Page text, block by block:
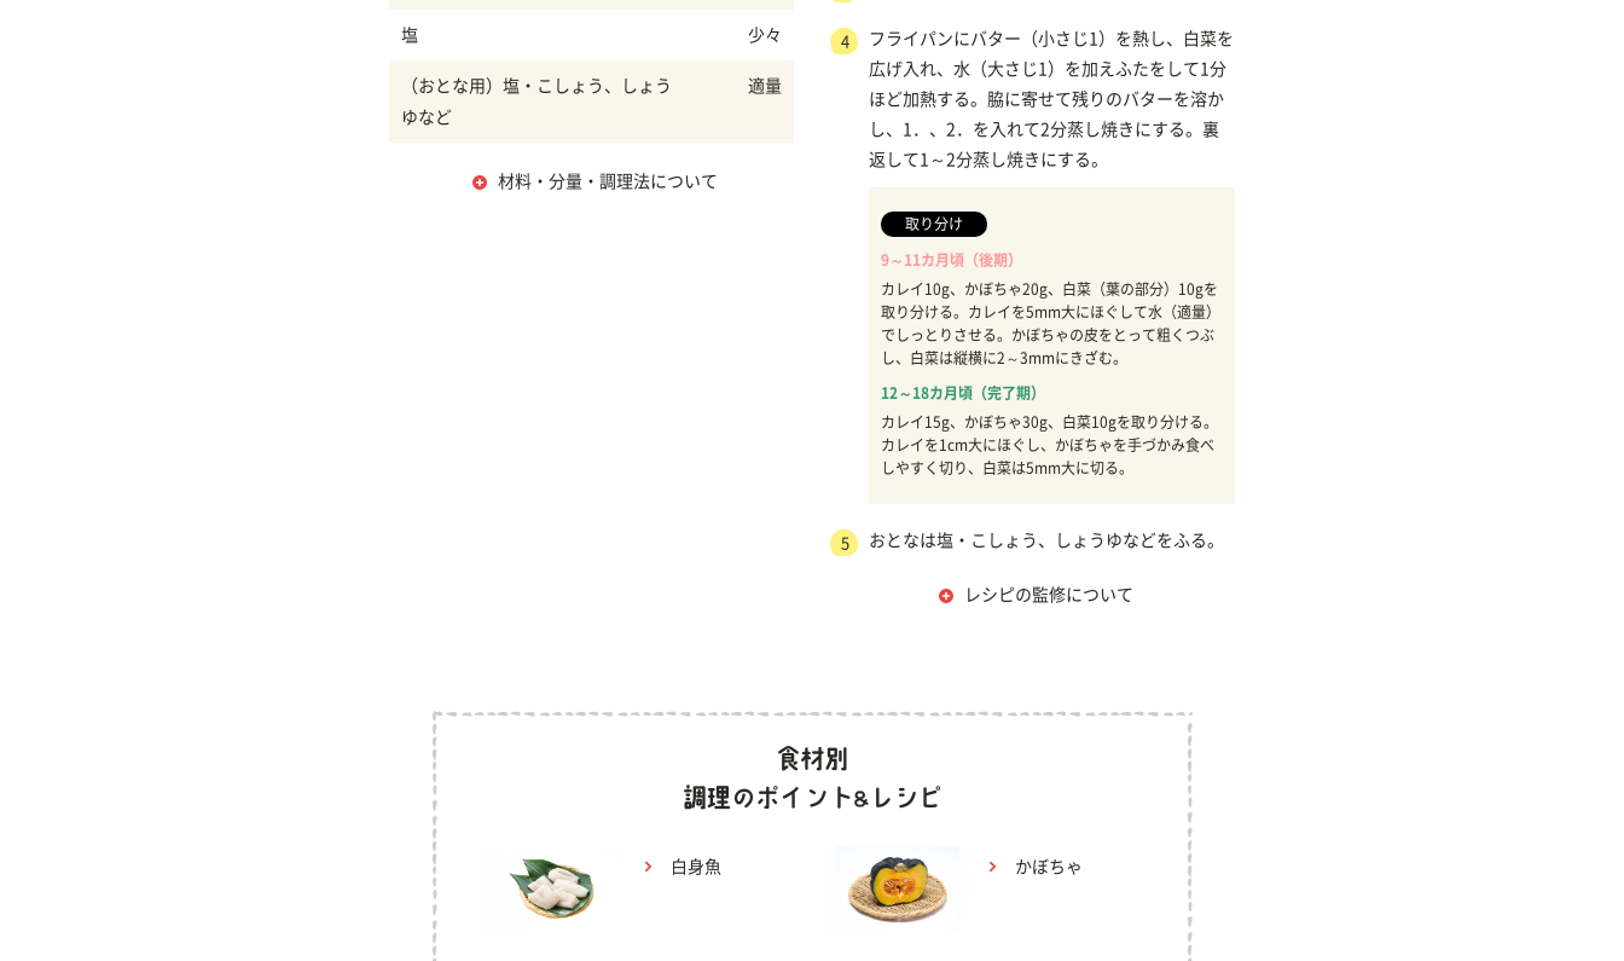
塩 少々
（おとな用）塩・こしょう、しょう
ゆなど
適量
材料・分量・調理法について
4
フライパンにバター（小さじ1）を熱し、白菜を
広げ入れ、水（大さじ1）を加えふたをして1分
ほど加熱する。脇に寄せて残りのバターを溶か
し、1．、2．を入れて2分蒸し焼きにする。裏
返して1～2分蒸し焼きにする。
取り分け
9～11カ月頃（後期）
カレイ10g、かぼちゃ20g、白菜（葉の部分）10gを
取り分ける。カレイを5mm大にほぐして水（適量）
でしっとりさせる。かぼちゃの皮をとって粗くつぶ
し、白菜は縦横に2～3mmにきざむ。
12～18カ月頃（完了期）
カレイ15g、かぼちゃ30g、白菜10gを取り分ける。
カレイを1cm大にほぐし、かぼちゃを手づかみ食べ
しやすく切り、白菜は5mm大に切る。
5 おとなは塩・こしょう、しょうゆなどをふる。
レシピの監修について
白身魚 かぼちゃ